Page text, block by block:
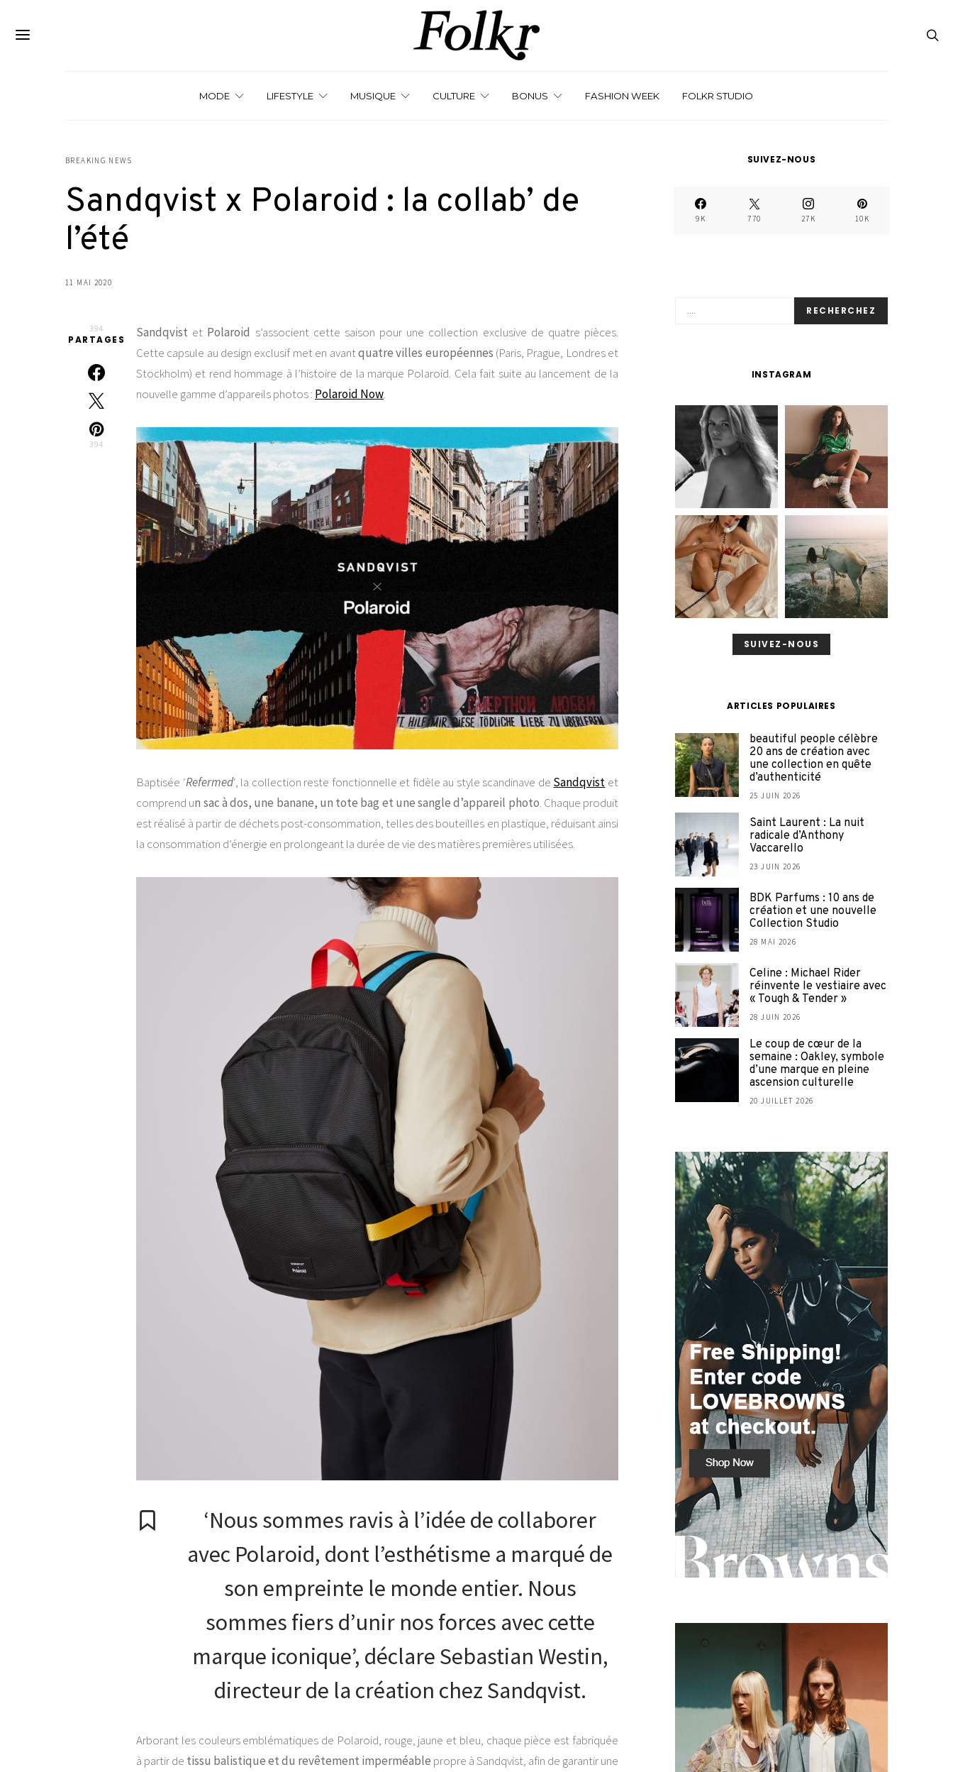
MODE LIFESTYLE MUSIQUE CULTURE BONUS FASHION WEEK FOLKR STUDIO
BREAKING NEWS
Sandqvist x Polaroid : la collab’ de
l’été
11 MAI 2020
394
PARTAGES
394
Sandqvist et Polaroid s’associent cette saison pour une collection exclusive de quatre pièces.
Cette capsule au design exclusif met en avantquatre villes européennes (Paris, Prague, Londres et
Stockholm) et rend hommage à l’histoire de la marque Polaroid. Cela fait suite au lancement de la
nouvelle gamme d’appareils photos : Polaroid Now.
Baptisée ‘Refermed‘, la collection reste fonctionnelle et fidèle au style scandinave de Sandqvist et
comprend un sac à dos, une banane, un tote bag et une sangle d’appareil photo. Chaque produit
est réalisé à partir de déchets post-consommation, telles des bouteilles en plastique, réduisant ainsi
la consommation d’énergie en prolongeant la durée de vie des matières premières utilisées.
‘Nous sommes ravis à l’idée de collaborer
avec Polaroid, dont l’esthétisme a marqué de
son empreinte le monde entier. Nous
sommes fiers d’unir nos forces avec cette
marque iconique’, déclare Sebastian Westin,
directeur de la création chez Sandqvist.
Arborant les couleurs emblématiques de Polaroid, rouge, jaune et bleu, chaque pièce est fabriquée
à partir de tissu balistique et du revêtement imperméable propre à Sandqvist, afin de garantir une
SUIVEZ-NOUS
9K 770 27K 10K
RECHERCHEZ
INSTAGRAM
SUIVEZ-NOUS
ARTICLES POPULAIRES
beautiful people célèbre
20 ans de création avec
une collection en quête
d’authenticité
25 JUIN 2026
Saint Laurent : La nuit
radicale d’Anthony
Vaccarello
23 JUIN 2026
BDK Parfums : 10 ans de
création et une nouvelle
Collection Studio
28 MAI 2026
Celine : Michael Rider
réinvente le vestiaire avec
« Tough & Tender »
28 JUIN 2026
Le coup de cœur de la
semaine : Oakley, symbole
d’une marque en pleine
ascension culturelle
20 JUILLET 2026